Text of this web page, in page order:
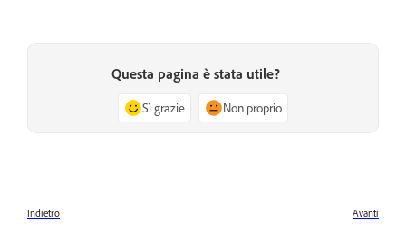
Questa pagina è stata utile?
Sì grazie Non proprio
Indietro Avanti